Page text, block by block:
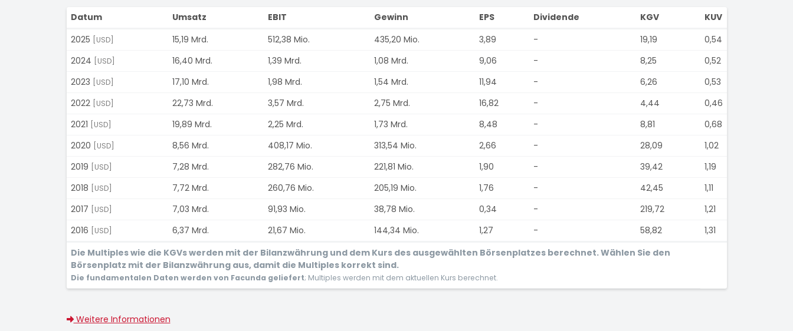
Datum Umsatz EBIT Gewinn EPS Dividende KGV
KUV
2025
[USD] 15,19 Mrd. 512,38 Mio. 435,20 Mio. 3,89 - 19,19
0,54
2024
[USD] 16,40 Mrd. 1,39 Mrd. 1,08 Mrd. 9,06 - 8,25
0,52
2023
[USD] 17,10 Mrd. 1,98 Mrd. 1,54 Mrd. 11,94 - 6,26
0,53
2022
[USD] 22,73 Mrd. 3,57 Mrd. 2,75 Mrd. 16,82 - 4,44
0,46
2021
[USD] 19,89 Mrd. 2,25 Mrd. 1,73 Mrd. 8,48 - 8,81
0,68
2020
[USD] 8,56 Mrd. 408,17 Mio. 313,54 Mio. 2,66 - 28,09
1,02
2019
[USD] 7,28 Mrd. 282,76 Mio. 221,81 Mio. 1,90 - 39,42
1,19
2018
[USD] 7,72 Mrd. 260,76 Mio. 205,19 Mio. 1,76 - 42,45
1,11
2017
[USD] 7,03 Mrd. 91,93 Mio. 38,78 Mio. 0,34 - 219,72
1,21
2016
[USD] 6,37 Mrd. 21,67 Mio. 144,34 Mio. 1,27 - 58,82
1,31
Die Multiples wie die KGVs werden mit der Bilanzwährung und dem Kurs des ausgewählten Börsenplatzes berechnet. Wählen Sie den
Börsenplatz mit der Bilanzwährung aus, damit die Multiples korrekt sind.
Die fundamentalen Daten werden von Facunda geliefert; Multiples werden mit dem aktuellen Kurs berechnet.
Weitere Informationen